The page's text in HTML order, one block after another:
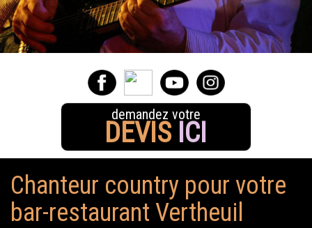
demandez votre
DEVIS ICI
Chanteur country pour votre
bar-restaurant Vertheuil